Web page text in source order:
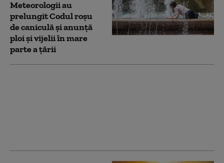
Meteorologii au
prelungit Codul roșu
de caniculă și anunță
ploi și vijelii în mare
parte a țării